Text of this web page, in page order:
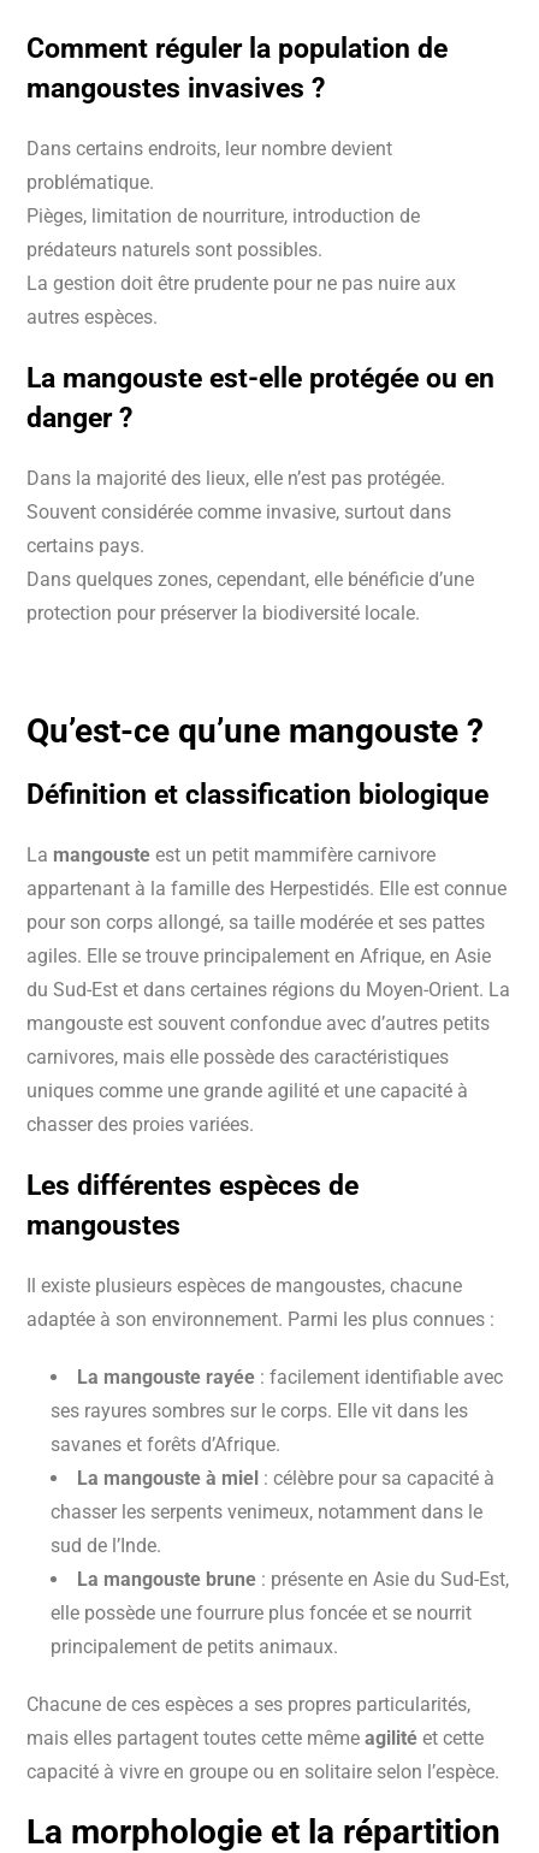
Comment réguler la population de
mangoustes invasives ?
Dans certains endroits, leur nombre devient
problématique.
Pièges, limitation de nourriture, introduction de
prédateurs naturels sont possibles.
La gestion doit être prudente pour ne pas nuire aux
autres espèces.
La mangouste est-elle protégée ou en
danger ?
Dans la majorité des lieux, elle n’est pas protégée.
Souvent considérée comme invasive, surtout dans
certains pays.
Dans quelques zones, cependant, elle bénéficie d’une
protection pour préserver la biodiversité locale.
Qu’est-ce qu’une mangouste ?
Définition et classification biologique
La mangouste est un petit mammifère carnivore
appartenant à la famille des Herpestidés. Elle est connue
pour son corps allongé, sa taille modérée et ses pattes
agiles. Elle se trouve principalement en Afrique, en Asie
du Sud-Est et dans certaines régions du Moyen-Orient. La
mangouste est souvent confondue avec d’autres petits
carnivores, mais elle possède des caractéristiques
uniques comme une grande agilité et une capacité à
chasser des proies variées.
Les différentes espèces de
mangoustes
Il existe plusieurs espèces de mangoustes, chacune
adaptée à son environnement. Parmi les plus connues :
La mangouste rayée : facilement identifiable avec
ses rayures sombres sur le corps. Elle vit dans les
savanes et forêts d’Afrique.
La mangouste à miel : célèbre pour sa capacité à
chasser les serpents venimeux, notamment dans le
sud de l’Inde.
La mangouste brune : présente en Asie du Sud-Est,
elle possède une fourrure plus foncée et se nourrit
principalement de petits animaux.
Chacune de ces espèces a ses propres particularités,
mais elles partagent toutes cette même agilité et cette
capacité à vivre en groupe ou en solitaire selon l’espèce.
La morphologie et la répartition